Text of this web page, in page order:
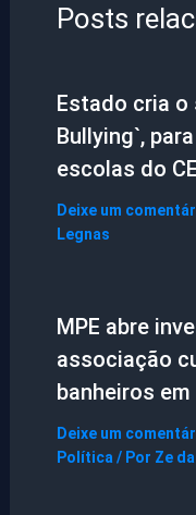
Posts
Estado cria o
Bullying`,
escolas do CE
Deixe um
Legnas
MPE abre
associação
banheiros
Deixe um
Política/ Por Ze